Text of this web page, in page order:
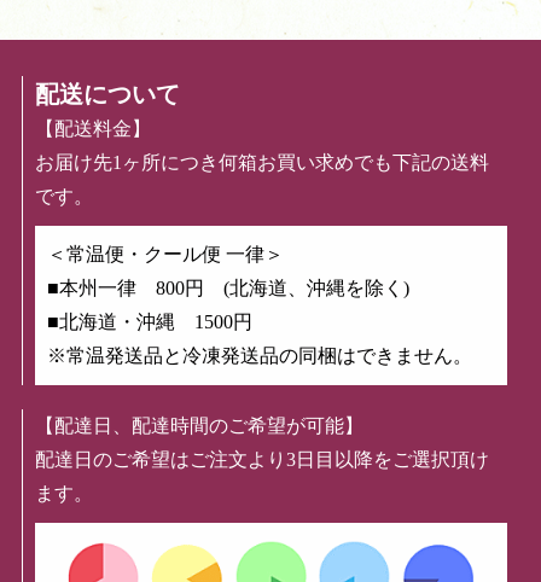
配送について
【配送料金】
お届け先1ヶ所につき何箱お買い求めでも下記の送料
です。
＜常温便・クール便 一律＞
■本州一律 800円 (北海道、沖縄を除く)
■北海道・沖縄 1500円
※常温発送品と冷凍発送品の同梱はできません。
【配達日、配達時間のご希望が可能】
配達日のご希望はご注文より3日目以降をご選択頂け
ます。